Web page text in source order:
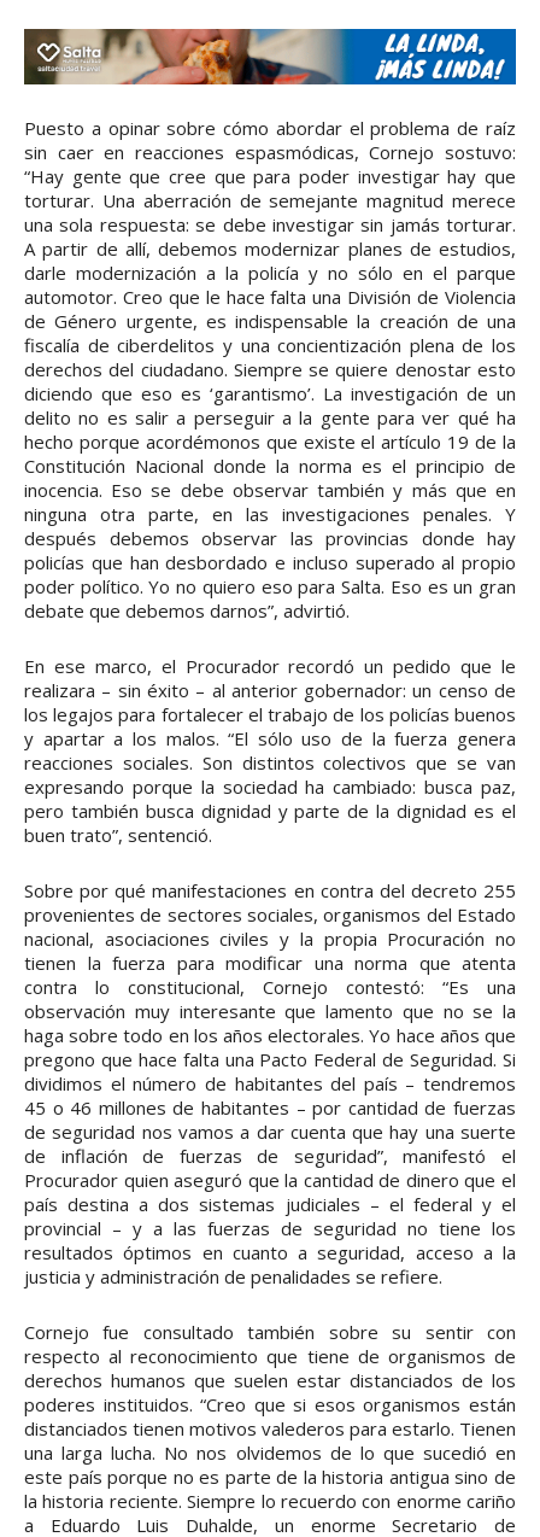
Puesto a opinar sobre cómo abordar el problema de raíz
sin caer en reacciones espasmódicas, Cornejo sostuvo:
“Hay gente que cree que para poder investigar hay que
torturar. Una aberración de semejante magnitud merece
una sola respuesta: se debe investigar sin jamás torturar.
A partir de allí, debemos modernizar planes de estudios,
darle modernización a la policía y no sólo en el parque
automotor. Creo que le hace falta una División de Violencia
de Género urgente, es indispensable la creación de una
fiscalía de ciberdelitos y una concientización plena de los
derechos del ciudadano. Siempre se quiere denostar esto
diciendo que eso es ‘garantismo’. La investigación de un
delito no es salir a perseguir a la gente para ver qué ha
hecho porque acordémonos que existe el artículo 19 de la
Constitución Nacional donde la norma es el principio de
inocencia. Eso se debe observar también y más que en
ninguna otra parte, en las investigaciones penales. Y
después debemos observar las provincias donde hay
policías que han desbordado e incluso superado al propio
poder político. Yo no quiero eso para Salta. Eso es un gran
debate que debemos darnos”, advirtió.
En ese marco, el Procurador recordó un pedido que le
realizara – sin éxito – al anterior gobernador: un censo de
los legajos para fortalecer el trabajo de los policías buenos
y apartar a los malos. “El sólo uso de la fuerza genera
reacciones sociales. Son distintos colectivos que se van
expresando porque la sociedad ha cambiado: busca paz,
pero también busca dignidad y parte de la dignidad es el
buen trato”, sentenció.
Sobre por qué manifestaciones en contra del decreto 255
provenientes de sectores sociales, organismos del Estado
nacional, asociaciones civiles y la propia Procuración no
tienen la fuerza para modificar una norma que atenta
contra lo constitucional, Cornejo contestó: “Es una
observación muy interesante que lamento que no se la
haga sobre todo en los años electorales. Yo hace años que
pregono que hace falta una Pacto Federal de Seguridad. Si
dividimos el número de habitantes del país – tendremos
45 o 46 millones de habitantes – por cantidad de fuerzas
de seguridad nos vamos a dar cuenta que hay una suerte
de inflación de fuerzas de seguridad”, manifestó el
Procurador quien aseguró que la cantidad de dinero que el
país destina a dos sistemas judiciales – el federal y el
provincial – y a las fuerzas de seguridad no tiene los
resultados óptimos en cuanto a seguridad, acceso a la
justicia y administración de penalidades se refiere.
Cornejo fue consultado también sobre su sentir con
respecto al reconocimiento que tiene de organismos de
derechos humanos que suelen estar distanciados de los
poderes instituidos. “Creo que si esos organismos están
distanciados tienen motivos valederos para estarlo. Tienen
una larga lucha. No nos olvidemos de lo que sucedió en
este país porque no es parte de la historia antigua sino de
la historia reciente. Siempre lo recuerdo con enorme cariño
a Eduardo Luis Duhalde, un enorme Secretario de